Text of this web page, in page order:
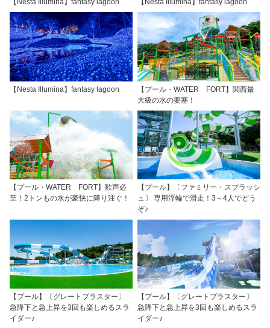
【Nesta Illumina】fantasy lagoon
【プール・WATER FORT】関西最
大級の水の要塞！
【プール・WATER FORT】歓声必
至！2トンもの水が豪快に降り注ぐ！
【プール】〔ファミリー・スプラッシ
ュ〕 専用浮輪で滑走！3～4人でどう
ぞ♪
【プール】〔グレートブラスター〕
急降下と急上昇を3回も楽しめるスラ
イダー♪
【プール】〔グレートブラスター〕
急降下と急上昇を3回も楽しめるスラ
イダー♪